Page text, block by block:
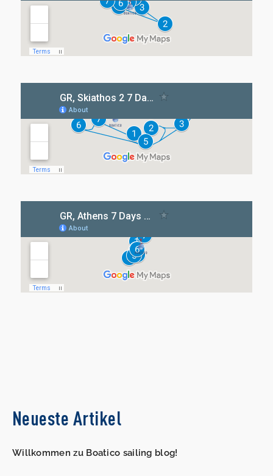
Neueste Artikel
Willkommen zu Boatico sailing blog!